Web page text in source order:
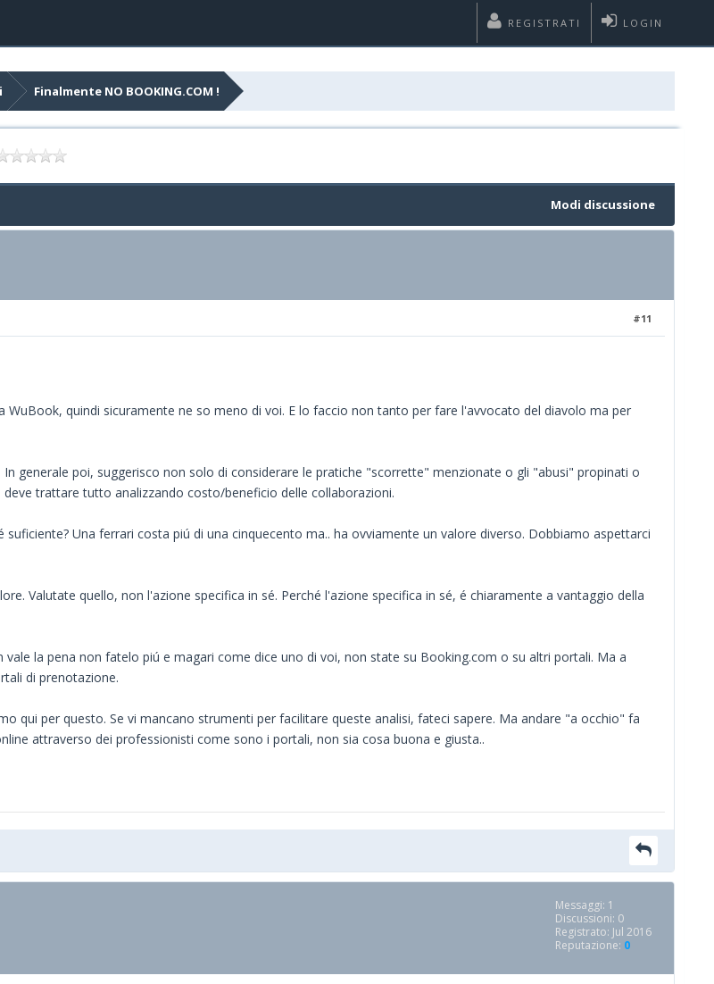
LOGIN
REGISTRATI
Finalmente NO BOOKING.COM !
Modi discussione
#11
quindi sicuramente ne so meno di voi. E lo faccio non tanto per fare l'avvocato del diavolo ma per
generale poi, suggerisco non solo di considerare le pratiche "scorrette" menzionate o gli "abusi" propinati o
trattare tutto analizzando costo/beneficio delle collaborazioni.
Una ferrari costa piú di una cinquecento ma.. ha ovviamente un valore diverso. Dobbiamo aspettarci
Valutate quello, non l'azione specifica in sé. Perché l'azione specifica in sé, é chiaramente a vantaggio della
la pena non fatelo piú e magari come dice uno di voi, non state su Booking.com o su altri portali. Ma a
di prenotazione.
qui per questo. Se vi mancano strumenti per facilitare queste analisi, fateci sapere. Ma andare "a occhio" fa
attraverso dei professionisti come sono i portali, non sia cosa buona e giusta..
Messaggi: 1
Discussioni: 0
Registrato: Jul 2016
Reputazione: 0